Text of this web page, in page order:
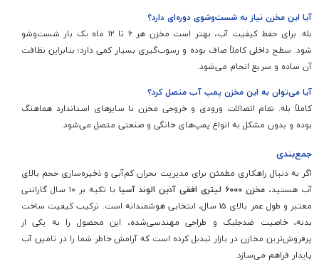
آیا این مخزن نیاز به شست‌وشوی دوره‌ای دارد؟
بله. برای حفظ کیفیت آب، بهتر است مخزن هر ۶ تا ۱۲ ماه یک بار شست‌وشو
شود. سطح داخلی کاملاً صاف بوده و رسوب‌گیری بسیار کمی دارد؛ بنابراین نظافت
آن ساده و سریع انجام می‌شود.
آیا می‌توان به این مخزن پمپ آب متصل کرد؟
کاملاً بله. تمام اتصالات ورودی و خروجی مخزن با سایزهای استاندارد هماهنگ
بوده و بدون مشکل به انواع پمپ‌های خانگی و صنعتی متصل می‌شود.
جمع‌بندی
اگر به دنبال راهکاری مطمئن برای مدیریت بحران کم‌آبی و ذخیره‌سازی حجم بالای
آب هستید، مخزن ۶۰۰۰ لیتری افقی آذین الوند آسیا
با تکیه بر ۱۰ سال گارانتی
معتبر و طول عمر بالای ۱۵ سال، انتخابی هوشمندانه است. ترکیب کیفیت ساخت
بدنه، خاصیت ضدجلبک و طراحی مهندسی‌شده، این محصول را به یکی از
پرفروش‌ترین مخازن در بازار تبدیل کرده است که آرامش خاطر شما را در تامین آب
پایدار فراهم می‌سازد.